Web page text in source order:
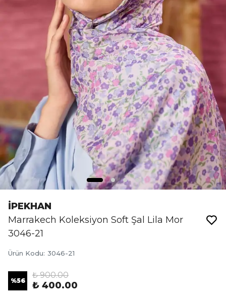
İPEKHAN
Marrakech Koleksiyon Soft Şal Lila Mor
3046-21
Ürün Kodu: 3046-21
%56
₺ 900.00
₺ 400.00